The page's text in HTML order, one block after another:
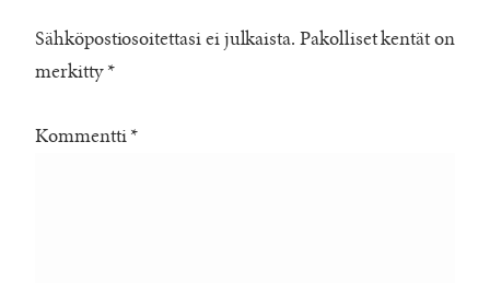
Sähköpostiosoitettasi ei julkaista. Pakolliset kentät on
merkitty *
Kommentti *